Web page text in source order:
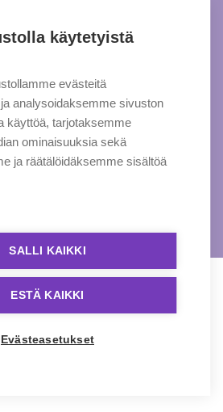
käytetyistä
evästeitä
analysoidaksemme sivuston
käyttöä, tarjotaksemme
ominaisuuksia sekä
ja räätälöidäksemme sisältöä
SALLI KAIKKI
ESTÄ KAIKKI
Evästeasetukset